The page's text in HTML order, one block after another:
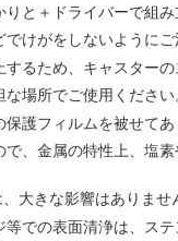
と＋ドライバーで組
けがをしないように
るため、キャスター
場所でご使用ください
護フィルムを被せて
、金属の特性上、塩
大きな影響はありませ
での表面清浄は、ス